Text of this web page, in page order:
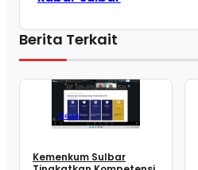
Berita Terkait
News
Kemenkum Sulbar